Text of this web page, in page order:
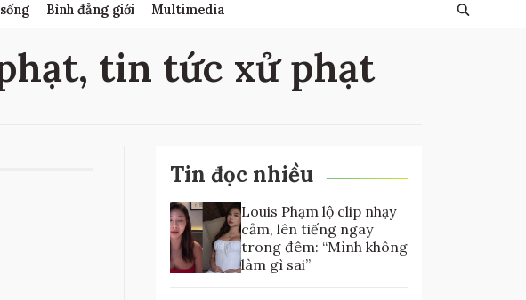
Bình đẳng giới Multimedia
tin tức xử phạt
Tin đọc nhiều
Louis Phạm lộ clip nhạy
cảm, lên tiếng ngay
trong đêm: “Mình không
làm gì sai”